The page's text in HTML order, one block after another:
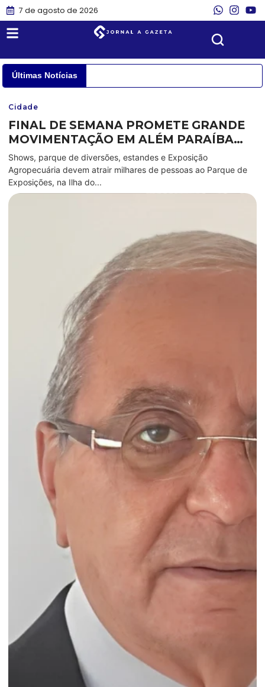
7 de agosto de 2026
Últimas Notícias
Cidade
FINAL DE SEMANA PROMETE GRANDE
MOVIMENTAÇÃO EM ALÉM PARAÍBA
COM A FEXPO 2026
Shows, parque de diversões, estandes e Exposição
Agropecuária devem atrair milhares de pessoas ao Parque de
Exposições, na Ilha do...